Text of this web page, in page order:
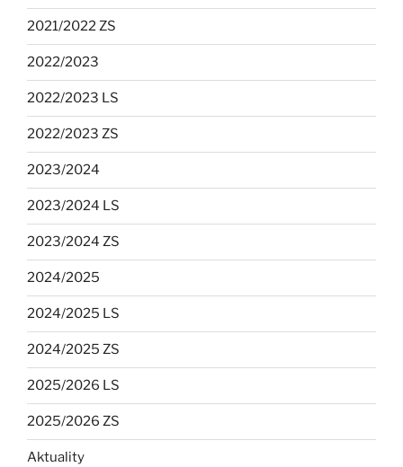
2021/2022 ZS
2022/2023
2022/2023 LS
2022/2023 ZS
2023/2024
2023/2024 LS
2023/2024 ZS
2024/2025
2024/2025 LS
2024/2025 ZS
2025/2026 LS
2025/2026 ZS
Aktuality